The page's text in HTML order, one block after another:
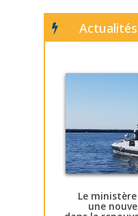
Actualités
Le
une